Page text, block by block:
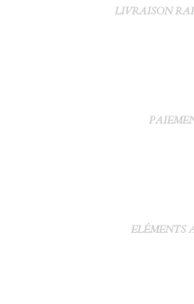
LIVRAISON
ELÉMENTS